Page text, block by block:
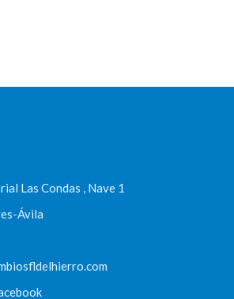
Las Condas , Nave 1
Ávila